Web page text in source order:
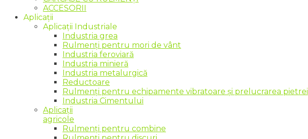
ACCESORII
Aplicații
Aplicații Industriale
Industria grea
Rulmenți pentru mori de vânt
Industria feroviară
Industria minieră
Industria metalurgică
Reductoare
Rulmenți pentru echipamente vibratoare și prelucrarea pietrei
Industria Cimentului
Aplicații
agricole
Rulmenți pentru combine